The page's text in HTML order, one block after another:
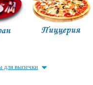
для выпечки